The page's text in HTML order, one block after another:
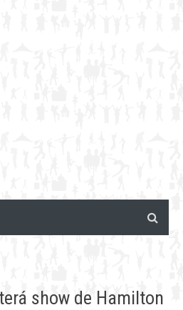
show de Hamilton